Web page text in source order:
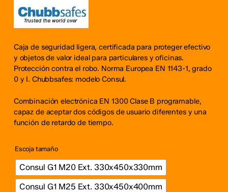
Caja de seguridad ligera, certificada para proteger efectivo
y objetos de valor ideal para particulares y oficinas.
Protección contra el robo. Norma Europea EN 1143-1, grado
0 y I. Chubbsafes: modelo Consul.
Combinación electrónica EN 1300 Clase B programable,
capaz de aceptar dos códigos de usuario diferentes y una
función de retardo de tiempo.
Escoja tamaño
Consul G1 M20 Ext. 330x450x330mm
Consul G1 M25 Ext. 330x450x400mm